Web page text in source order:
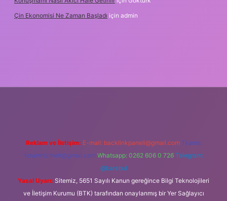
Çin Ekonomisi Ne Zaman Başladı için admin
Reklam ve İletişim: E-mail: backlinkpaneli@gmail.com Teams:
forumhizmeti@gmail.com Whatsapp: 0262 606 0 726 Telegram:
@karabul
Yasal Uyarı: Sitemiz, 5651 Sayılı Kanun gereğince Bilgi Teknolojileri
ve İletişim Kurumu (BTK) tarafından onaylanmış bir Yer Sağlayıcı